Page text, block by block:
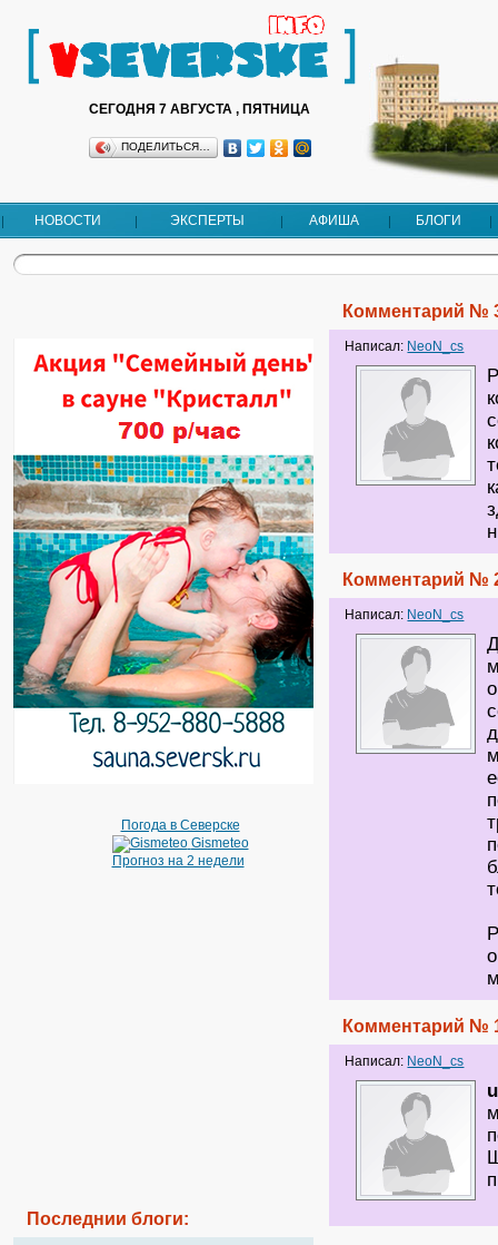
СЕГОДНЯ 7 АВГУСТА , ПЯТНИЦА
ПОДЕЛИТЬСЯ…
НОВОСТИ ЭКСПЕРТЫ АФИША БЛОГИ
Погода в Северске
Gismeteo
Прогноз на 2 недели
Последнии блоги:
Комментарий №
Написал: NeoN_cs
Комментарий №
Написал: NeoN_cs
Комментарий №
Написал: NeoN_cs